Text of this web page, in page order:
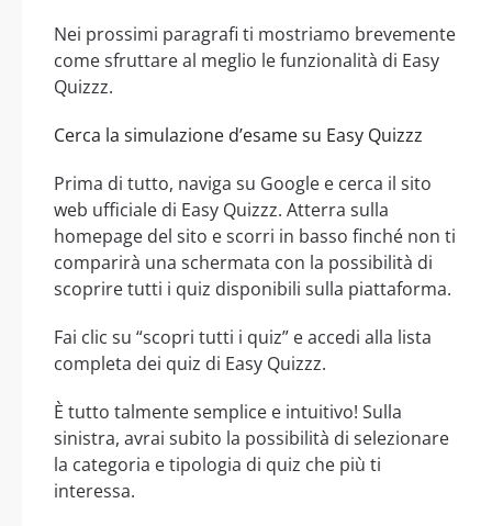
Nei prossimi paragrafi ti mostriamo brevemente
come sfruttare al meglio le funzionalità di Easy
Quizzz.
Cerca la simulazione d’esame su Easy Quizzz
Prima di tutto, naviga su Google e cerca il sito
web ufficiale di Easy Quizzz. Atterra sulla
homepage del sito e scorri in basso finché non ti
comparirà una schermata con la possibilità di
scoprire tutti i quiz disponibili sulla piattaforma.
Fai clic su “scopri tutti i quiz” e accedi alla lista
completa dei quiz di Easy Quizzz.
È tutto talmente semplice e intuitivo! Sulla
sinistra, avrai subito la possibilità di selezionare
la categoria e tipologia di quiz che più ti
interessa.